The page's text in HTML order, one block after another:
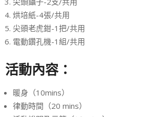
烘培紙-4張/共用
尖頭老虎鉗-1把/共用
電動鑽孔機-1組/共用
活動內容：
暖身（10mins）
律動時間（20 mins）